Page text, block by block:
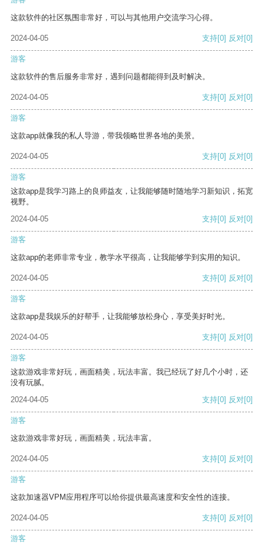
这款软件的社区氛围非常好，可以与其他用户交流学习心得。
2024-04-05 支持[0] 反对[0]
游客
这款软件的售后服务非常好，遇到问题都能得到及时解决。
2024-04-05 支持[0] 反对[0]
游客
这款app就像我的私人导游，带我领略世界各地的美景。
2024-04-05 支持[0] 反对[0]
游客
这款app是我学习路上的良师益友，让我能够随时随地学习新知识，拓宽
视野。
2024-04-05
支持[0] 反对[0]
游客
这款app的老师非常专业，教学水平很高，让我能够学到实用的知识。
2024-04-05 支持[0] 反对[0]
游客
这款app是我娱乐的好帮手，让我能够放松身心，享受美好时光。
2024-04-05 支持[0] 反对[0]
游客
这款游戏非常好玩，画面精美，玩法丰富。我已经玩了好几个小时，还
没有玩腻。
2024-04-05
支持[0] 反对[0]
游客
这款游戏非常好玩，画面精美，玩法丰富。
2024-04-05 支持[0] 反对[0]
游客
这款加速器VPM应用程序可以给你提供最高速度和安全性的连接。
2024-04-05 支持[0] 反对[0]
游客